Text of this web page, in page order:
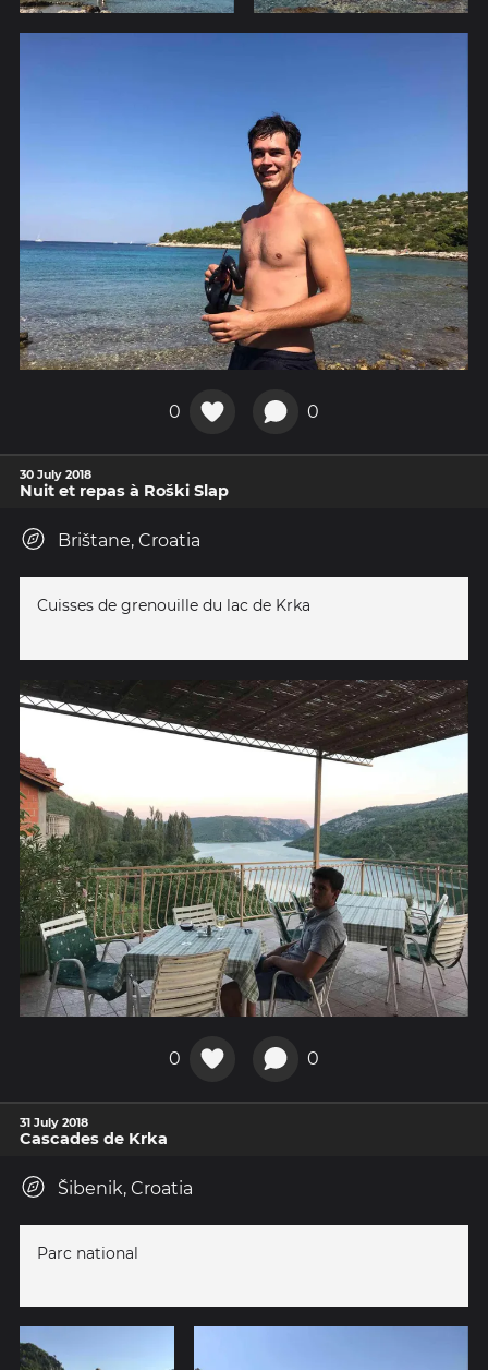
0 0
30 July 2018
Nuit et repas à Roški Slap
Brištane, Croatia
Cuisses de grenouille du lac de Krka
0 0
31 July 2018
Cascades de Krka
Šibenik, Croatia
Parc national